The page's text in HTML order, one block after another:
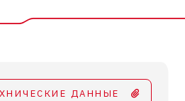
ДАННЫЕ